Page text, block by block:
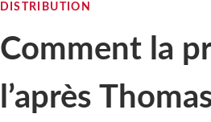
DISTRIBUTION
Comment la
l’après